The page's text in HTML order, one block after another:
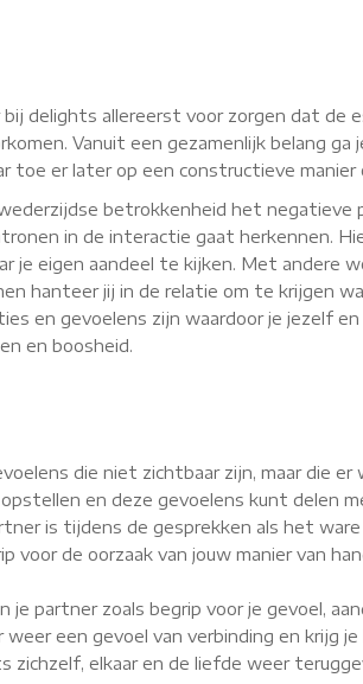
bij delights allereerst voor zorgen dat de
Vanuit een gezamenlijk belang
toe er later op een constructieve manier
betrokkenheid het negatieve
in de interactie gaat herkennen.
je eigen aandeel te kijken. Met andere
hanteer jij in de relatie om te krijgen
en gevoelens zijn waardoor je jezelf en
en boosheid.
die niet zichtbaar zijn, maar die
en deze gevoelens kunt delen
is tijdens de gesprekken als het
de oorzaak van jouw manier van
partner zoals begrip voor je gevoel,
een gevoel van verbinding en krijg
zichzelf, elkaar en de liefde weer